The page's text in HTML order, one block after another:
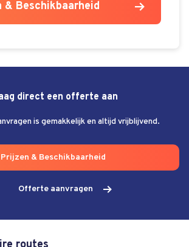
& Beschikbaarheid
direct een offerte aan
is gemakkelijk en altijd vrijblijvend.
Prijzen & Beschikbaarheid
Offerte aanvragen